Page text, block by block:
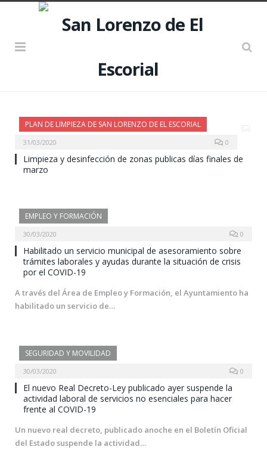
PLAN DE LIMPIEZA DE SAN LORENZO DE EL ESCORIAL
31/03/2020 0
Limpieza y desinfección de zonas publicas días finales de
marzo
EMPLEO Y FORMACIÓN
30/03/2020 0
Habilitado un servicio municipal de asesoramiento sobre
trámites laborales y ayudas durante la situación de crisis
por el COVID-19
A través del Área de Empleo y Formación, el Ayuntamiento ha
habilitado un servicio de…
SEGURIDAD Y MOVILIDAD
30/03/2020 0
El nuevo Real Decreto-Ley publicado ayer suspende la
actividad laboral de servicios no esenciales para hacer
frente al COVID-19
Un nuevo real decreto, publicado anoche en el Boletín Oficial
del Estado suspende la actividad…